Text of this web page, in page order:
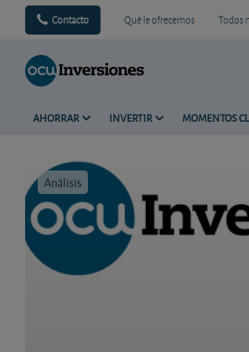
Contacto Qué le ofrecemos Todos
AHORRAR INVERTIR MOMENTOS
Análisis